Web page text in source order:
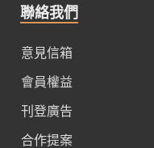
聯絡我們
意見信箱
會員權益
刊登廣告
合作提案